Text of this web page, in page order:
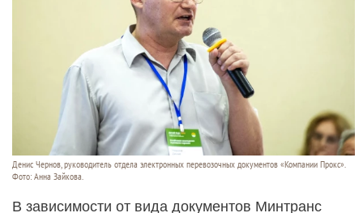
Денис Чернов, руководитель отдела электронных перевозочных документов «Компании Прокс».
Фото: Анна Зайкова.
В зависимости от вида документов Минтранс